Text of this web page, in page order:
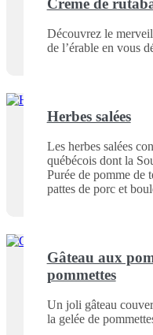
Découvrez le
de l’érable en vous
Herbes salées
Les herbes salées
québécois dont la
Purée de pomme de
pattes de porc et
Gâteau aux
pommettes
Un joli gâteau
la gelée de